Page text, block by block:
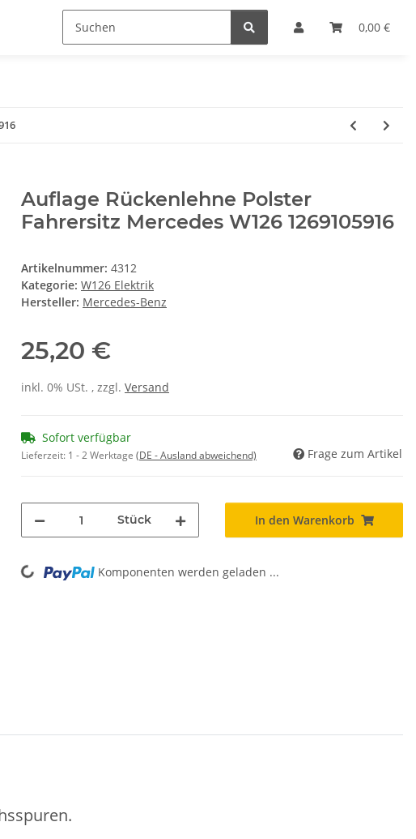
0,00 €
Auflage Rückenlehne Polster
Fahrersitz Mercedes W126 1269105916
Artikelnummer: 4312
Kategorie: W126 Elektrik
Hersteller: Mercedes-Benz
25,20 €
inkl. 0% USt. , zzgl. Versand
Sofort verfügbar
Lieferzeit: 1 - 2 Werktage (DE - Ausland abweichend) Frage zum Artikel
Stück In den Warenkorb
Komponenten werden geladen ...